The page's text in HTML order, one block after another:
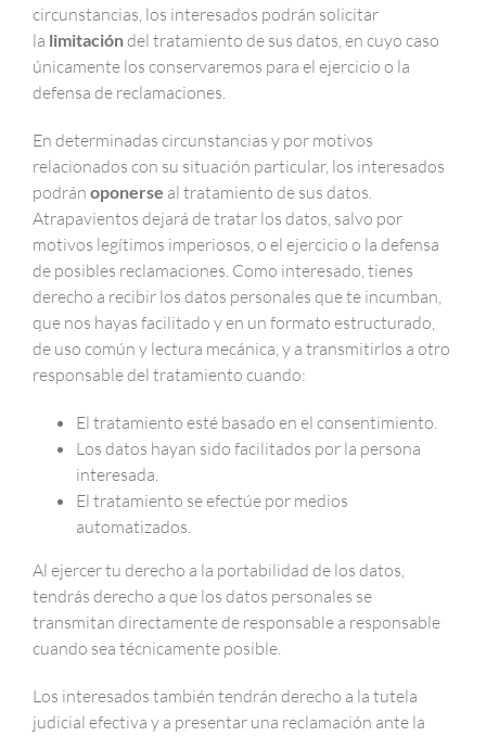
circunstancias, los interesados podrán solicitar
la limitacióndel tratamiento de sus datos, en cuyo caso
únicamente los conservaremos para el ejercicio o la
defensa de reclamaciones.
En determinadas circunstancias y por motivos
relacionados con su situación particular, los interesados
podrán oponerse al tratamiento de sus datos.
Atrapavientos dejará de tratar los datos, salvo por
motivos legítimos imperiosos, o el ejercicio o la defensa
de posibles reclamaciones. Como interesado, tienes
derecho a recibir los datos personales que te incumban,
que nos hayas facilitado y en un formato estructurado,
de uso común y lectura mecánica, y a transmitirlos a otro
responsable del tratamiento cuando:
El tratamiento esté basado en el consentimiento.
Los datos hayan sido facilitados por la persona
interesada.
El tratamiento se efectúe por medios
automatizados.
Al ejercer tu derecho a la portabilidad de los datos,
tendrás derecho a que los datos personales se
transmitan directamente de responsable a responsable
cuando sea técnicamente posible.
Los interesados también tendrán derecho a la tutela
judicial efectiva y a presentar una reclamación ante la